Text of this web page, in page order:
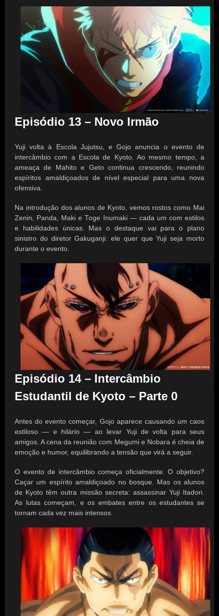
Episódio 13 – Novo Irmão
Yuji volta à Escola Jujutsu, e Gojo anuncia o evento de
intercâmbio com a Escola de Kyoto. Ao mesmo tempo, a
ameaça de Mahito e Geto continua crescendo, reunindo
espíritos amaldiçoados de nível especial para uma nova
ofensiva.
Na introdução dos alunos de Kyoto, vemos rostos como Mai
Zenin, Panda, Maki e Toge Inumaki — cada um com estilos
e habilidades únicas. Mas o destaque vai para o plano
sinistro do diretor Gakuganji: ele quer que Yuji seja morto
durante o evento.
Episódio 14 – Intercâmbio
Estudantil de Kyoto – Parte 0
Antes do evento começar, Gojo aparece causando um caos
estiloso — e hilário — ao levar Yuji de volta para seus
amigos. A cena da reunião com Megumi e Nobara é cheia de
emoção e humor, equilibrando a tensão que virá a seguir.
O evento de intercâmbio começa oficialmente. O objetivo?
Caçar um espírito amaldiçoado no bosque. Mas os alunos
de Kyoto têm outra missão secreta: assassinar Yuji Itadori.
As lutas começam, e os embates entre os estudantes se
tornam cada vez mais intensos.